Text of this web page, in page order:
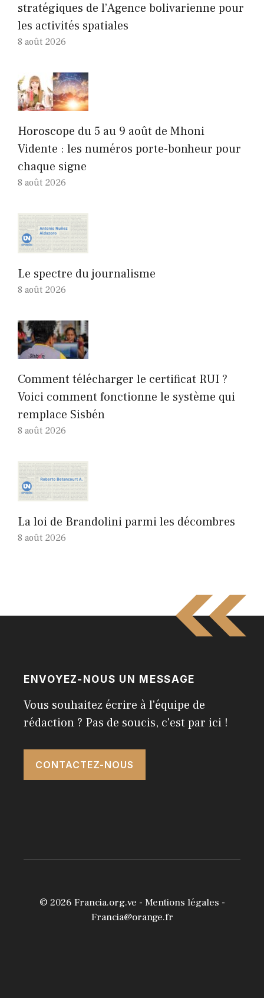
stratégiques de l’Agence bolivarienne pour
les activités spatiales
8 août 2026
Horoscope du 5 au 9 août de Mhoni
Vidente : les numéros porte-bonheur pour
chaque signe
8 août 2026
Le spectre du journalisme
8 août 2026
Comment télécharger le certificat RUI ?
Voici comment fonctionne le système qui
remplace Sisbén
8 août 2026
La loi de Brandolini parmi les décombres
8 août 2026
ENVOYEZ-NOUS UN MESSAGE
Vous souhaitez écrire à l'équipe de
rédaction ? Pas de soucis, c'est par ici !
CONTACTEZ-NOUS
© 2026 Francia.org.ve - Mentions légales -
Francia@orange.fr